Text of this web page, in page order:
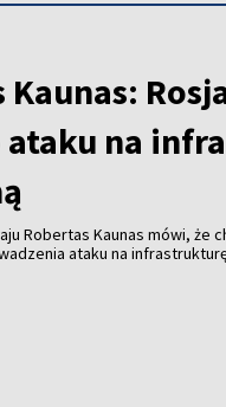
Kaunas:
ataku na
Robertas Kaunas mówi, że
ataku na